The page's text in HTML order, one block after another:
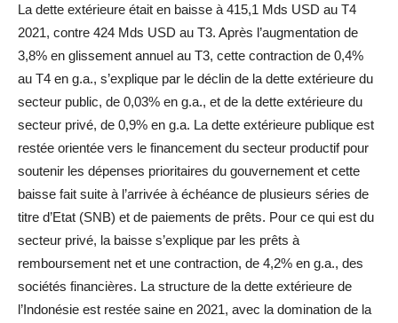
La dette extérieure était en baisse à 415,1 Mds USD au T4
2021, contre 424 Mds USD au T3. Après l’augmentation de
3,8% en glissement annuel au T3, cette contraction de 0,4%
au T4 en g.a., s’explique par le déclin de la dette extérieure du
secteur public, de 0,03% en g.a., et de la dette extérieure du
secteur privé, de 0,9% en g.a. La dette extérieure publique est
restée orientée vers le financement du secteur productif pour
soutenir les dépenses prioritaires du gouvernement et cette
baisse fait suite à l’arrivée à échéance de plusieurs séries de
titre d’Etat (SNB) et de paiements de prêts. Pour ce qui est du
secteur privé, la baisse s’explique par les prêts à
remboursement net et une contraction, de 4,2% en g.a., des
sociétés financières. La structure de la dette extérieure de
l’Indonésie est restée saine en 2021, avec la domination de la